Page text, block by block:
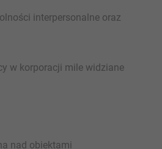
interpersonalne oraz
w korporacji mile widziane
nad obiektami